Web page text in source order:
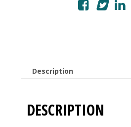
Description
DESCRIPTION